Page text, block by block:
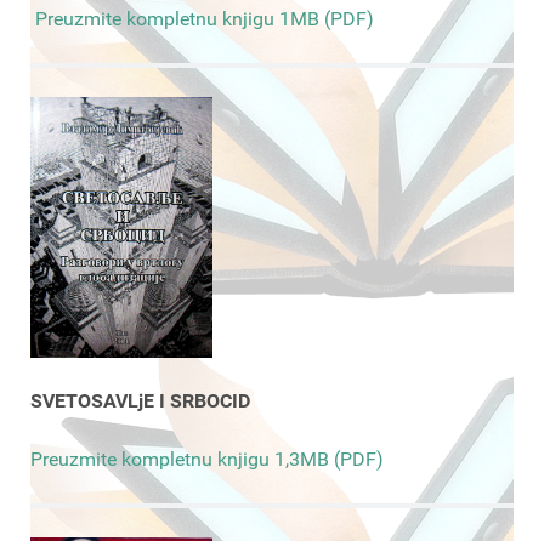
Preuzmite kompletnu knjigu 1MB (PDF)
SVETOSAVLjE I SRBOCID
Preuzmite kompletnu knjigu 1,3MB (PDF)